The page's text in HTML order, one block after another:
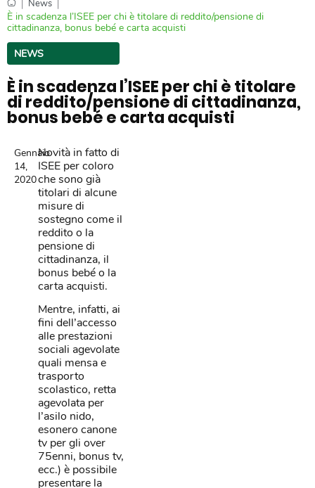
News
È in scadenza l’ISEE per chi è titolare di reddito/pensione di
cittadinanza, bonus bebé e carta acquisti
NEWS
È in scadenza l’ISEE per chi è titolare
di reddito/pensione di cittadinanza,
bonus bebé e carta acquisti
Gennaio
14,
2020
Novità in fatto di
ISEE per coloro
che sono già
titolari di alcune
misure di
sostegno come il
reddito o la
pensione di
cittadinanza, il
bonus bebé o la
carta acquisti.
Mentre, infatti, ai
fini dell’accesso
alle prestazioni
sociali agevolate
quali mensa e
trasporto
scolastico, retta
agevolata per
l’asilo nido,
esonero canone
tv per gli over
75enni, bonus tv,
ecc.) è possibile
presentare la